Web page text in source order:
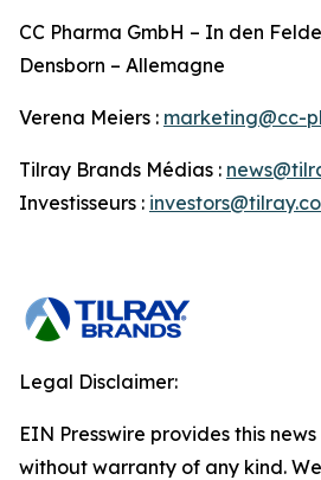
CC Pharma GmbH – In den
Densborn – Allemagne
Verena Meiers : marketing@cc-
Tilray Brands Médias :
Investisseurs :
Legal Disclaimer:
EIN Presswire provides this
without warranty of any kind.